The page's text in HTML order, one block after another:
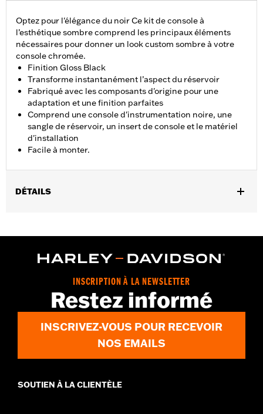
Optez pour l'élégance du noir Ce kit de console à
l’esthétique sombre comprend les principaux éléments
nécessaires pour donner un look custom sombre à votre
console chromée.
Finition Gloss Black
Transforme instantanément l’aspect du réservoir
Fabriqué avec les composants d'origine pour une
adaptation et une finition parfaites
Comprend une console d'instrumentation noire, une
sangle de réservoir, un insert de console et le matériel
d'installation
Facile à monter.
DÉTAILS
Vendu à l'unité:Chaque
réservoir, insert de console et matériel d'installation
INSCRIPTION À LA NEWSLETTER
Restez informé
INSCRIVEZ-VOUS POUR RECEVOIR
NOS EMAILS
SOUTIEN À LA CLIENTÈLE